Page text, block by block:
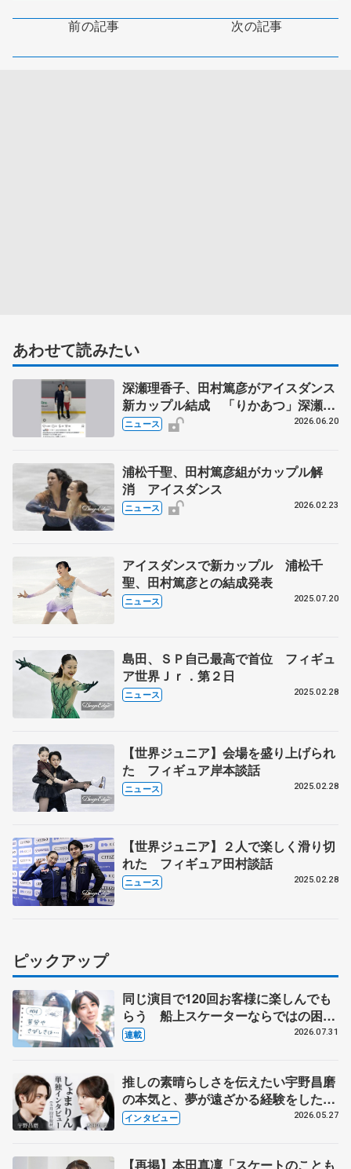
前の記事 次の記事
あわせて読みたい
深瀬理香子、田村篤彦がアイスダンス
新カップル結成 「りかあつ」深瀬は
シンクロからダンス再挑戦
ニュース 2026.06.20
浦松千聖、田村篤彦組がカップル解
消 アイスダンス
ニュース 2026.02.23
アイスダンスで新カップル 浦松千
聖、田村篤彦との結成発表
ニュース 2025.07.20
島田、ＳＰ自己最高で首位 フィギュ
ア世界Ｊｒ．第２日
ニュース 2025.02.28
【世界ジュニア】会場を盛り上げられ
た フィギュア岸本談話
ニュース 2025.02.28
【世界ジュニア】２人で楽しく滑り切
れた フィギュア田村談話
ニュース 2025.02.28
ピックアップ
同じ演目で120回お客様に楽しんでも
らう 船上スケーターならではの困難
とは 影響あったPIW前キャプテン松
連載 2026.07.31
推しの素晴らしさを伝えたい宇野昌磨
の本気と、夢が遠ざかる経験をした本
田真凜の覚悟
インタビュー 2026.05.27
【再掲】本田真凜「スケートのことも